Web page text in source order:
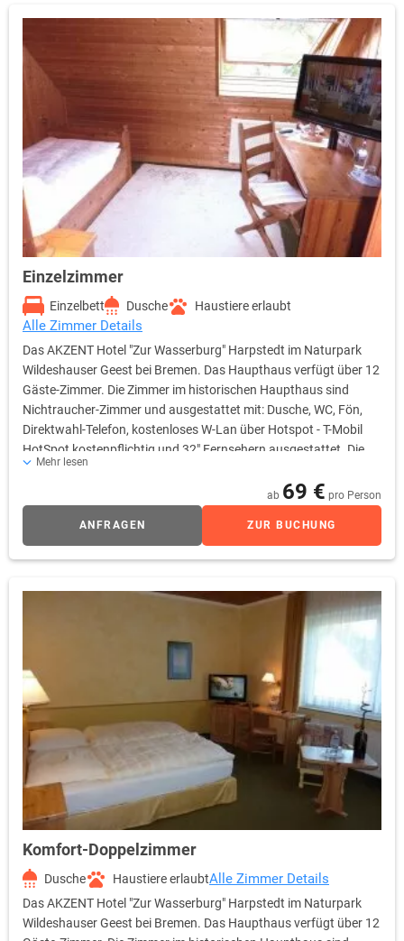
Einzelzimmer
Einzelbett Dusche Haustiere erlaubt
Alle Zimmer Details
Das AKZENT Hotel "Zur Wasserburg" Harpstedt im Naturpark
Wildeshauser Geest bei Bremen. Das Haupthaus verfügt über 12
Gäste-Zimmer. Die Zimmer im historischen Haupthaus sind
Nichtraucher-Zimmer und ausgestattet mit: Dusche, WC, Fön,
Direktwahl-Telefon, kostenloses W-Lan über Hotspot - T-Mobil
HotSpot kostenpflichtig und 32" Fernsehern ausgestattet. Die
Zimmer im komfortablen Gästehaus liegen alle sehr idyllisch.
Das Fachwerk-Gästehaus bietet Ihnen 18 Gästezimmer, die alle
Nichtraucher-Zimmer sind. Die Zimmerausstattung ist: Dusche,
WC, Fön, Direktwahl-Telefon, kostenloses W-Lan über Hotspot
und 32" Fernseher. Ihr Haustier können Sie gerne mitbringen.
Mehr lesen
ab 69 € pro Person
ANFRAGEN ZUR BUCHUNG
Komfort-Doppelzimmer
Dusche Haustiere erlaubtAlle Zimmer Details
Das AKZENT Hotel "Zur Wasserburg" Harpstedt im Naturpark
Wildeshauser Geest bei Bremen. Das Haupthaus verfügt über 12